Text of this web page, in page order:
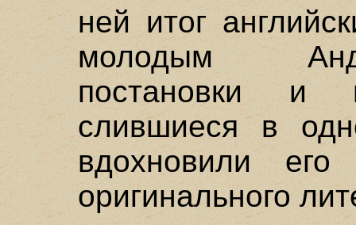
ней итог
молодым
постановки и
слившиеся в
вдохновили
оригинального